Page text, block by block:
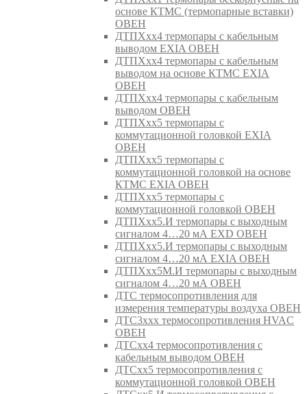
основе КТМС (термопарные вставки)
ОВЕН
ДТПХхх4 термопары с кабельным
выводом EXIA ОВЕН
ДТПХхх4 термопары с кабельным
выводом на основе КТМС EXIA
ОВЕН
ДТПХхх4 термопары с кабельным
выводом ОВЕН
ДТПХхх5 термопары с
коммутационной головкой EXIA
ОВЕН
ДТПХхх5 термопары с
коммутационной головкой на основе
КТМС EXIA ОВЕН
ДТПХхх5 термопары с
коммутационной головкой ОВЕН
ДТПХхх5.И термопары с выходным
сигналом 4…20 мА EXD ОВЕН
ДТПХхх5.И термопары с выходным
сигналом 4…20 мА EXIA ОВЕН
ДТПХхх5М.И термопары с выходным
сигналом 4…20 мА ОВЕН
ДТС термосопротивления для
измерения температуры воздуха ОВЕН
ДТС3ххх термосопротивления HVAC
ОВЕН
ДТСхх4 термосопротивления с
кабельным выводом ОВЕН
ДТСхх5 термосопротивления с
коммутационной головкой ОВЕН